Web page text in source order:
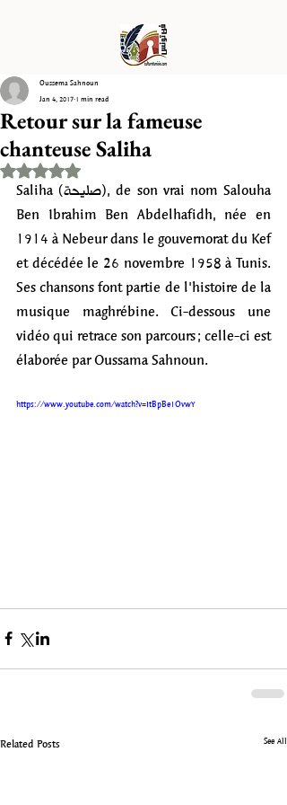
Retour sur la fameuse
chanteuse Saliha
Oussema Sahnoun
Jan 4, 2017 1 min read
Rated NaN out of 5 stars.
Saliha (صليحة), de son vrai nom Salouha
Ben Ibrahim Ben Abdelhafidh, née en
1914 à Nebeur dans le gouvernorat du Kef
et décédée le 26 novembre 1958 à Tunis.
Ses chansons font partie de l'histoire de la
musique maghrébine. Ci-dessous une
vidéo qui retrace son parcours ; celle-ci est
élaborée par Oussama Sahnoun.
https://www.youtube.com/watch?v=ItBpBe1OvwY
Related Posts See All